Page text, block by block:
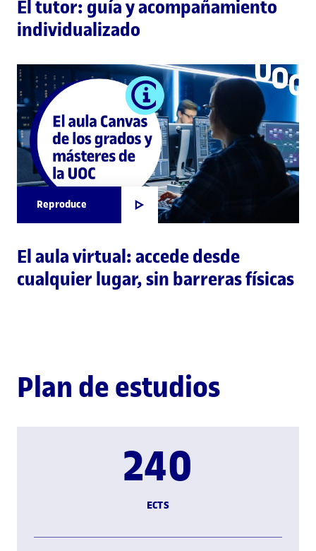
El tutor: guía y acompañamiento
individualizado
Reproduce
El aula virtual: accede desde
cualquier lugar, sin barreras físicas
Plan de estudios
240
ECTS